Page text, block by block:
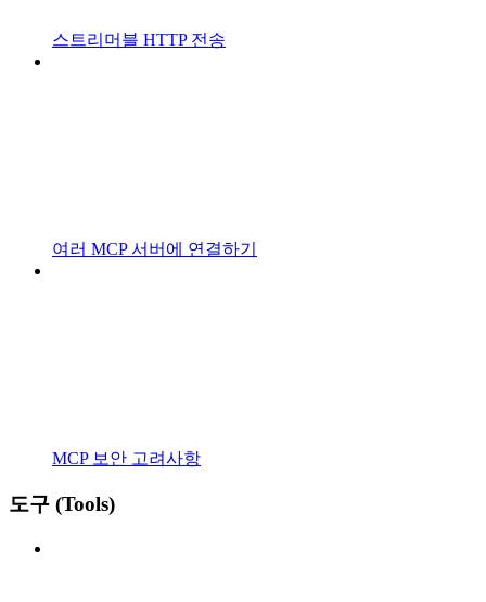
스트리머블 HTTP 전송
여러 MCP 서버에 연결하기
MCP 보안 고려사항
도구 (Tools)